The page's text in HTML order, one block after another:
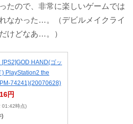
たので、非常に楽しいゲームでは
なかった…。（デビルメイクライ
けどなあ…。）
[PS2]GOD HAND(ゴッ
) PlayStation2 the
74241)(20070628)
円
01:42時点)
)